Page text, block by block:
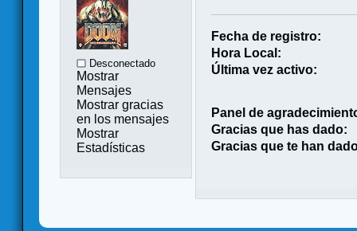
Desconectado
Mostrar
Mensajes
Mostrar gracias
en los mensajes
Mostrar
Estadísticas
Fecha de registro:
Hora Local:
Última vez activo:
Panel de
Gracias que has dado:
Gracias que te han